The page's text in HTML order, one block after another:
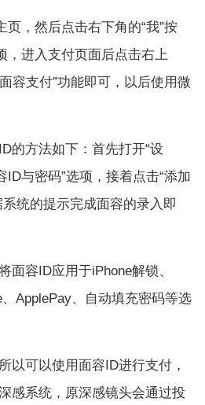
页，然后点击右下角的“我”按
，进入支付页面后点击右上
容支付”功能即可，以后使用微
的方法如下：首先打开“设
ID与密码”选项，接着点击“添加
统的提示完成面容的录入即
面容ID应用于iPhone解锁、
ApplePay、自动填充密码等选
以可以使用面容ID进行支付，
感系统，原深感镜头会通过投